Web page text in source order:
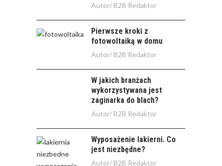
Autor/ B2B Redaktor
Pierwsze kroki z
fotowoltaiką w domu
Autor/ B2B Redaktor
W jakich branżach
wykorzystywana jest
zaginarka do blach?
Autor/ B2B Redaktor
Wyposażenie lakierni. Co
jest niezbędne?
Autor/ B2B Redaktor